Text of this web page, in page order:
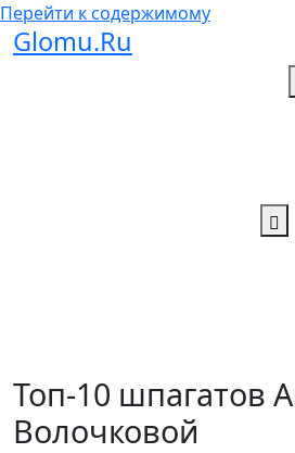
Перейти к содержимому
Glomu.Ru
Топ-10 шпагатов
Волочковой